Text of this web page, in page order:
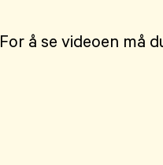
For å se videoen må